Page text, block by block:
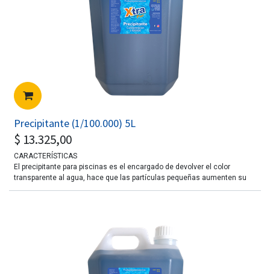
Precipitante (1/100.000) 5L
$ 13.325,00
CARACTERÍSTICAS
El precipitante para piscinas es el encargado de devolver el color
transparente al agua, hace que las partículas pequeñas aumenten su
tamaño y se vuelvan más densas que el agua lo que hace que se
No modifica el pH y no interfiere con el tratamiento sanitario.
Agregar siempre diluido en abundante agua, 100 ml. por cada 10.000